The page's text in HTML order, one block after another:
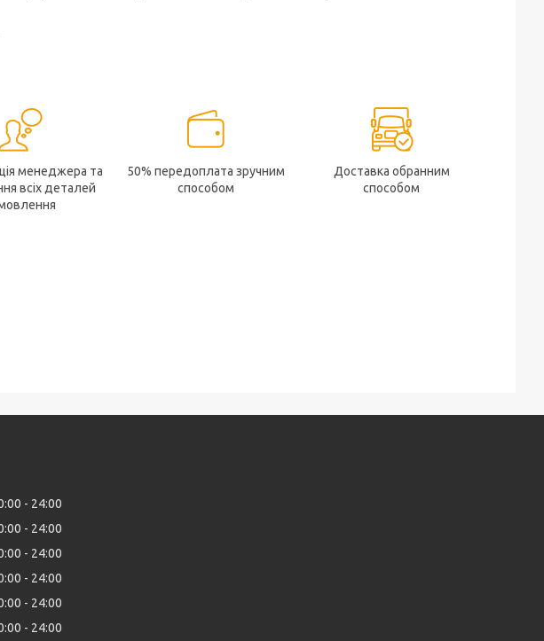
менеджера та
всіх деталей
50% передоплата зручним
способом
Доставка обранним
способом
24:00
24:00
24:00
24:00
24:00
24:00